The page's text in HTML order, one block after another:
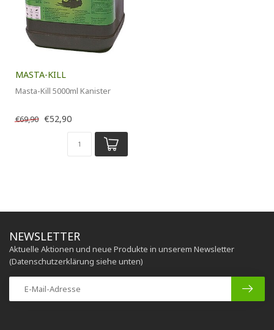
MASTA-KILL
Masta-Kill 5000ml Kanister
€69,90 €52,90
NEWSLETTER
Aktuelle Aktionen und neue Produkte in unserem Newsletter
(Datenschutzerklärung siehe unten)